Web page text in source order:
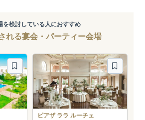
を検討している人におすすめ
れる宴会・パーティー会場
ピアザ ララ ルーチェ